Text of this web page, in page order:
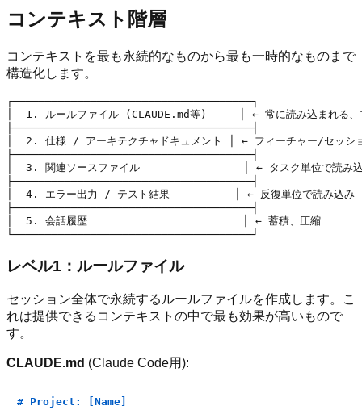
コンテキスト階層
コンテキストを最も永続的なものから最も一時的なものまで
構造化します。
┌─────────────────────────────────────┐
│  1. ルールファイル (CLAUDE.md等)     │ ← 常に読み込まれる、
├─────────────────────────────────────┤
│  2. 仕様 / アーキテクチャドキュメント │ ← フィーチャー/セッシ
├─────────────────────────────────────┤
│  3. 関連ソースファイル                │ ← タスク単位で読み
├─────────────────────────────────────┤
│  4. エラー出力 / テスト結果          │ ← 反復単位で読み込み
├─────────────────────────────────────┤
│  5. 会話履歴                        │ ← 蓄積、圧縮
レベル1：ルールファイル
セッション全体で永続するルールファイルを作成します。こ
れは提供できるコンテキストの中で最も効果が高いもので
す。
CLAUDE.md (Claude Code用):
# Project: [Name]